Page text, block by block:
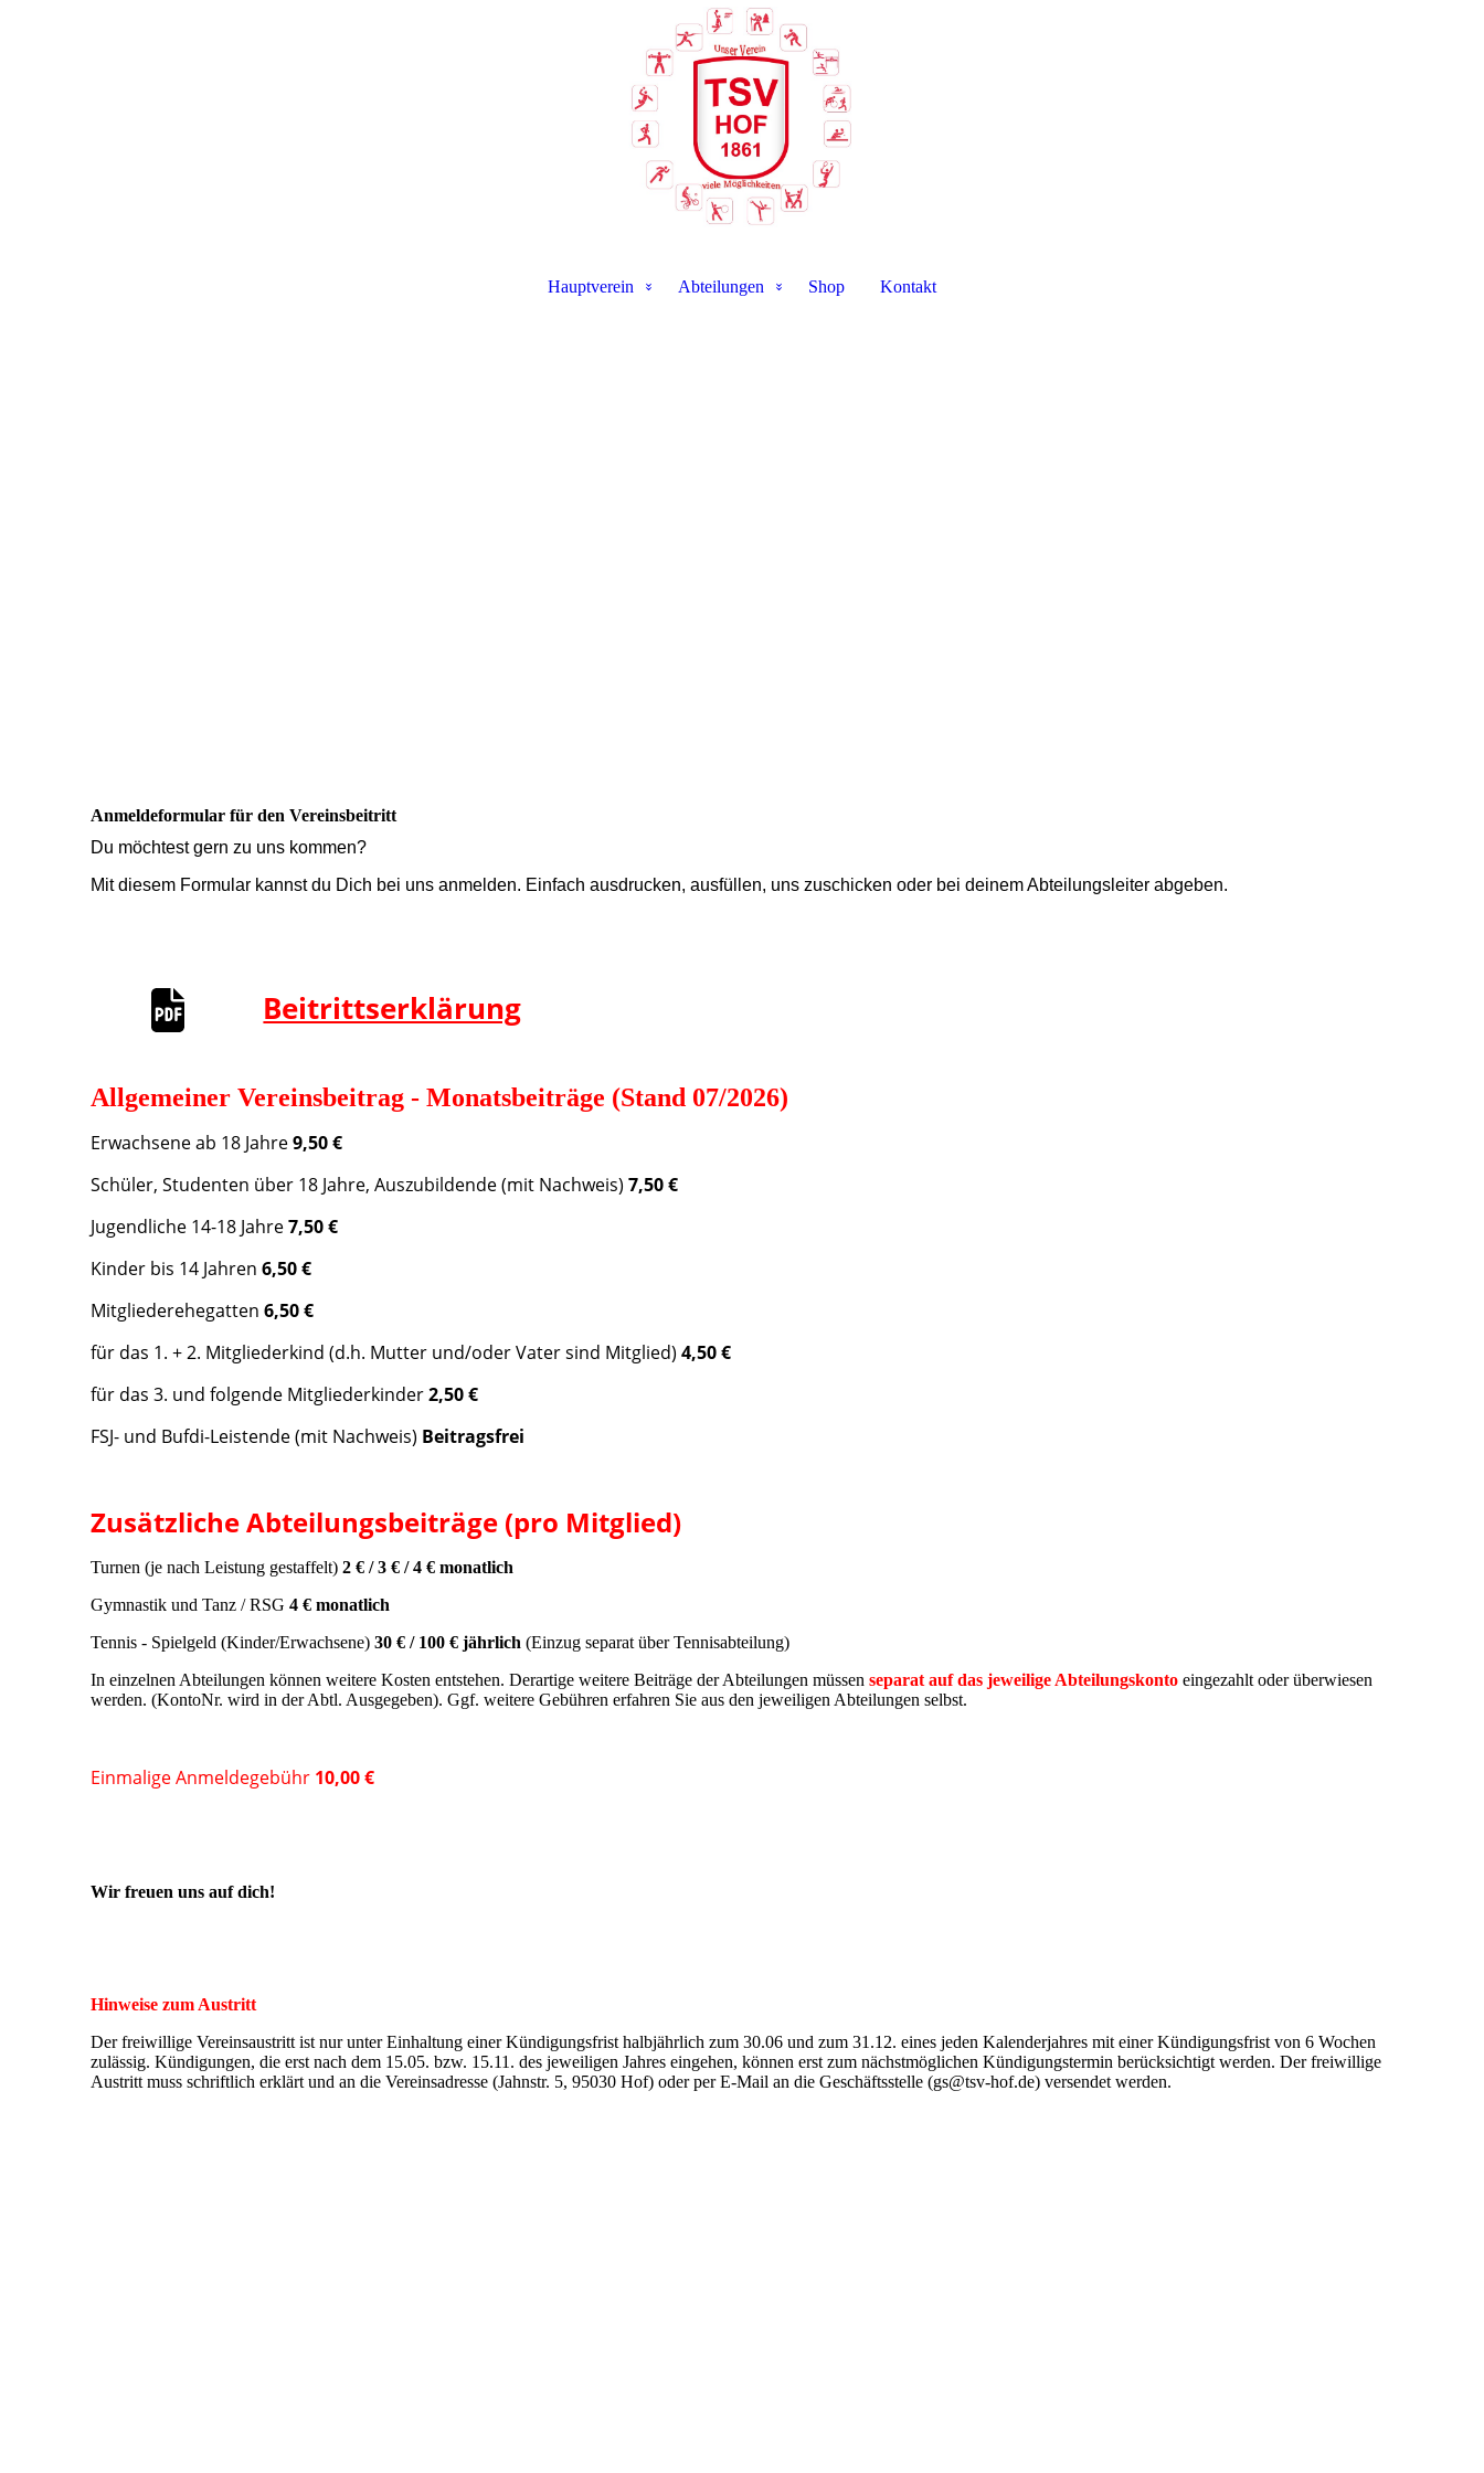
Hauptverein Abteilungen Shop Kontakt
Anmeldeformular für den Vereinsbeitritt
Du möchtest gern zu uns kommen?
Mit diesem Formular kannst du Dich bei uns anmelden. Einfach ausdrucken, ausfüllen, uns zuschicken oder bei deinem Abteilungsleiter abgeben.
Beitrittserklärung
Allgemeiner Vereinsbeitrag - Monatsbeiträge (Stand 07/2026)
Erwachsene ab 18 Jahre9,50 €
Schüler, Studenten über 18 Jahre, Auszubildende (mit Nachweis) 7,50 €
Jugendliche 14-18 Jahre7,50 €
Kinder bis 14 Jahren 6,50 €
Mitgliederehegatten 6,50 €
für das 1. + 2. Mitgliederkind (d.h. Mutter und/oder Vater sind Mitglied) 4,50 €
für das 3. und folgende Mitgliederkinder2,50 €
FSJ- und Bufdi-Leistende (mit Nachweis) Beitragsfrei
Zusätzliche Abteilungsbeiträge (pro Mitglied)
Turnen (je nach Leistung gestaffelt) 2 € / 3 € / 4 € monatlich
Gymnastik und Tanz / RSG 4 € monatlich
Tennis - Spielgeld (Kinder/Erwachsene) 30 € / 100 € jährlich (Einzug separat über Tennisabteilung)
In einzelnen Abteilungen können weitere Kosten entstehen. Derartige weitere Beiträge der Abteilungen müssen separat auf das jeweilige Abteilungskonto eingezahlt oder überwiesen
werden. (KontoNr. wird in der Abtl. Ausgegeben). Ggf. weitere Gebühren erfahren Sie aus den jeweiligen Abteilungen selbst.
Einmalige Anmeldegebühr 10,00 €
Wir freuen uns auf dich!
Hinweise zum Austritt
Der freiwillige Vereinsaustritt ist nur unter Einhaltung einer Kündigungsfrist halbjährlich zum 30.06 und zum 31.12. eines jeden Kalenderjahres mit einer Kündigungsfrist von 6 Wochen
zulässig. Kündigungen, die erst nach dem 15.05. bzw. 15.11. des jeweiligen Jahres eingehen, können erst zum nächstmöglichen Kündigungstermin berücksichtigt werden. Der freiwillige
Austritt muss schriftlich erklärt und an die Vereinsadresse (Jahnstr. 5, 95030 Hof) oder per E-Mail an die Geschäftsstelle (gs@tsv-hof.de) versendet werden.